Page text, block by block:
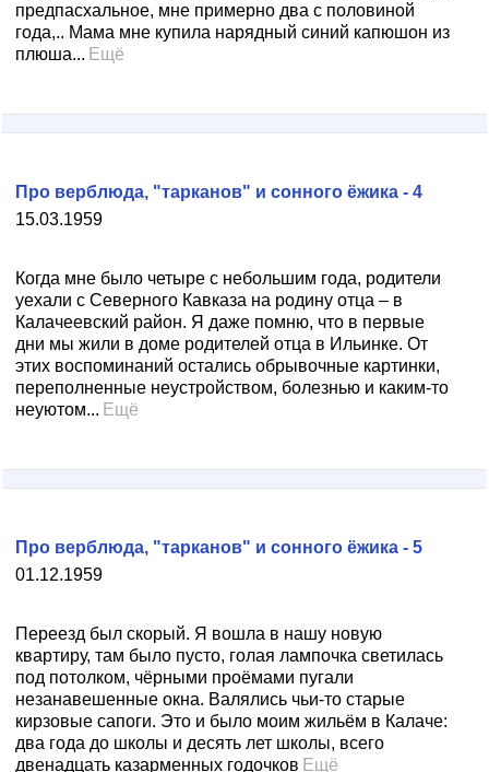
предпасхальное, мне примерно два с половиной
года,.. Мама мне купила нарядный синий капюшон из
плюша... Ещё
15.03.1959
Про верблюда, "тарканов" и сонного ёжика - 4
Когда мне было четыре с небольшим года, родители
уехали с Северного Кавказа на родину отца – в
Калачеевский район. Я даже помню, что в первые
дни мы жили в доме родителей отца в Ильинке. От
этих воспоминаний остались обрывочные картинки,
переполненные неустройством, болезнью и каким-то
неуютом... Ещё
01.12.1959
Про верблюда, "тарканов" и сонного ёжика - 5
Переезд был скорый. Я вошла в нашу новую
квартиру, там было пусто, голая лампочка светилась
под потолком, чёрными проёмами пугали
незанавешенные окна. Валялись чьи-то старые
кирзовые сапоги. Это и было моим жильём в Калаче:
два года до школы и десять лет школы, всего
двенадцать казарменных годочков Ещё